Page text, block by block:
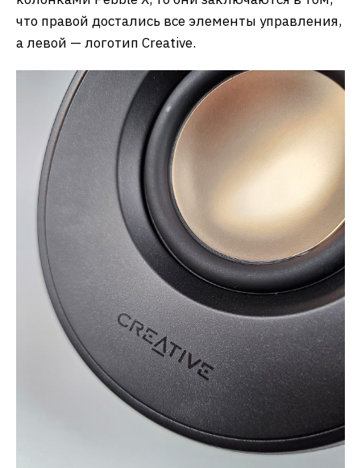
что правой достались все элементы управления,
а левой — логотип Creative.